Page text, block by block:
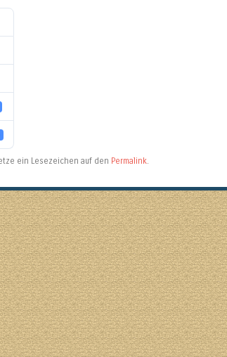
ein Lesezeichen auf den Permalink.